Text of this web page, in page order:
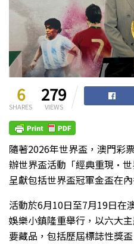
6
SHARES
279
VIEWS
隨著2026年世界盃，澳門彩
辦世界盃活動「經典重現·
呈獻包括世界盃冠軍金盃在
活動於6月10日至7月19日在
娛樂小鎮隆重舉行，以六大
要藏品，包括歷屆標誌性獎